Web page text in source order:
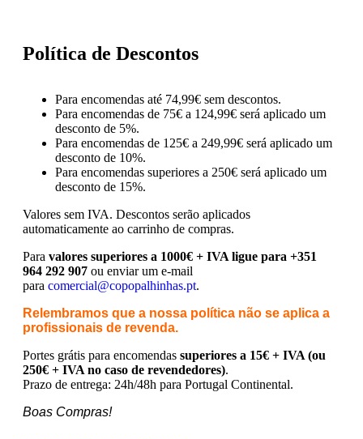
Política de Descontos
Para encomendas até 74,99€ sem descontos.
Para encomendas de 75€ a 124,99€ será aplicado um
desconto de 5%.
Para encomendas de 125€ a 249,99€ será aplicado um
desconto de 10%.
Para encomendas superiores a 250€ será aplicado um
desconto de 15%.
Valores sem IVA. Descontos serão aplicados
automaticamente ao carrinho de compras.
Para valores superiores a 1000€ + IVA ligue para +351
964 292 907 ou enviar um e-mail
para comercial@copopalhinhas.pt.
Relembramos que a nossa política não se aplica a
profissionais de revenda.
Portes grátis para encomendas superiores a 15€ + IVA (ou
250€ + IVA no caso de revendedores).
Prazo de entrega: 24h/48h para Portugal Continental.
Boas Compras!